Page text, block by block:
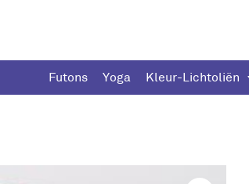
Futons Yoga Kleur-Lichtoliën